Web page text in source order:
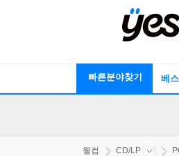
빠른분야찾기 베
웰컴 CD/LP